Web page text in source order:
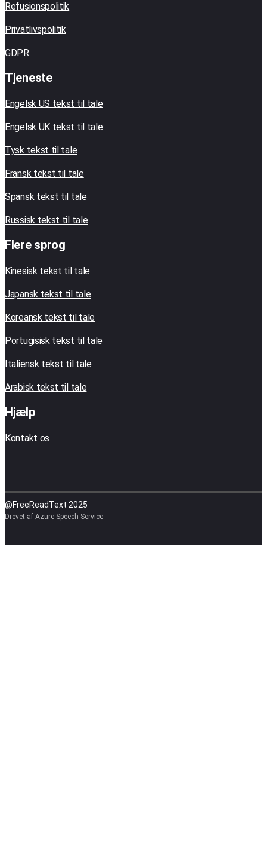
Refusionspolitik
Privatlivspolitik
GDPR
Tjeneste
Engelsk US tekst til tale
Engelsk UK tekst til tale
Tysk tekst til tale
Fransk tekst til tale
Spansk tekst til tale
Russisk tekst til tale
Flere sprog
Kinesisk tekst til tale
Japansk tekst til tale
Koreansk tekst til tale
Portugisisk tekst til tale
Italiensk tekst til tale
Arabisk tekst til tale
Hjælp
Kontakt os
@FreeReadText 2025
Drevet af Azure Speech Service